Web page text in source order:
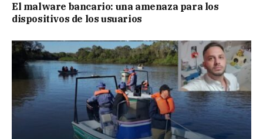
El malware bancario: una amenaza para los
dispositivos de los usuarios